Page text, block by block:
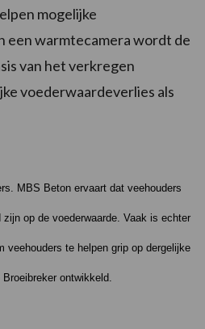
mogelijke
een warmtecamera wordt de
van het verkregen
voederwaardeverlies als
MBS Beton ervaart dat veehouders
op de voederwaarde. Vaak is echter
veehouders te helpen grip op dergelijke
ontwikkeld.